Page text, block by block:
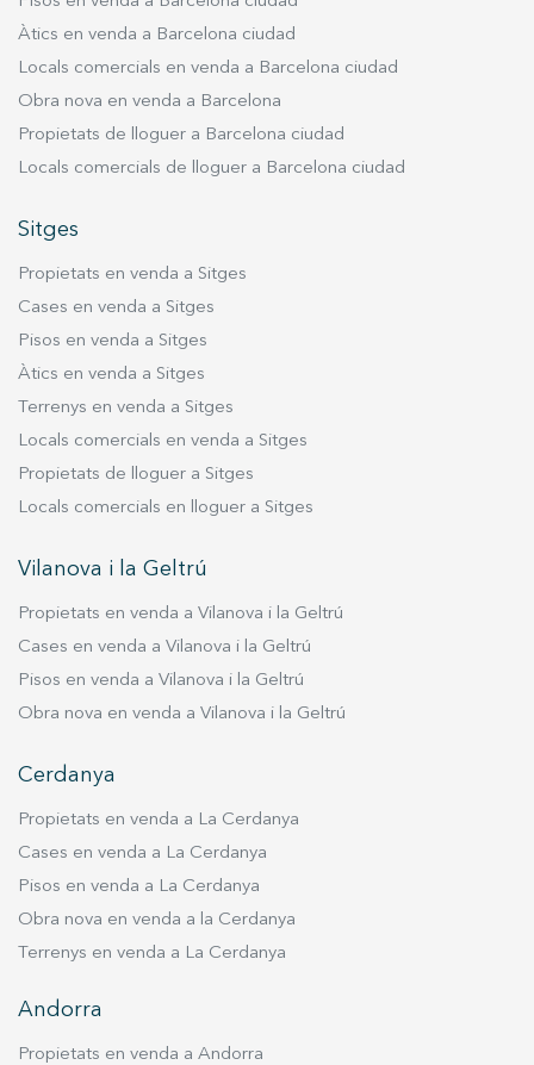
les àmplies i luxoses àrees d'estar d'impecable
disseny de planta oberta, que aporta
lluminositat a les estances fent que les vistes al
mar tinguin gran part del protagonisme. D'altra
vistes al mar, fustes naturals i fibres que
dominen tant els mobles com els seients. Per
acabar la planta baixa de la casa, trobem la
cuina, la qual està totalment equipada i amb
totes les comoditats necessàries. A la primera
s'estén al llarg de la casa oferint vistes al mar
des de la terrassa del dormitori i al jardí des de
la terrassa del bany. L'habitació compta amb llit
king size completament tapissat, minibar,
encastats en una zona tipus vestidor molt
acabar amb aquesta planta, trobem dues
habitacions dobles més amb bany privat i
televisor: una amb vistes al mar i l'altra amb
vistes al jardí. Si accedim a la segona planta,
d'elles doble i l'altra triple amb un espai
addicional on hi ha un sofà llit doble. És possible
accedir a totes aquestes plantes utilitzant
l'ascensor. Finalment, a la darrera planta baixa hi
ha un sisè dormitori que es pot utilitzar com a
bany amb dutxa. L'entrada a la sala de
bugaderia també es troba en aquesta planta.
està totalment equipada amb un dormitori
doble amb bany. Aquest espai disposa també
Àtics en venda a Barcelona ciudad
Locals comercials en venda a Barcelona ciudad
Obra nova en venda a Barcelona
Propietats de lloguer a Barcelona ciudad
Locals comercials de lloguer a Barcelona ciudad
Sitges
Propietats en venda a Sitges
Cases en venda a Sitges
Pisos en venda a Sitges
Àtics en venda a Sitges
Terrenys en venda a Sitges
Locals comercials en venda a Sitges
Propietats de lloguer a Sitges
Locals comercials en lloguer a Sitges
Vilanova i la Geltrú
Propietats en venda a Vilanova i la Geltrú
Cases en venda a Vilanova i la Geltrú
Pisos en venda a Vilanova i la Geltrú
Obra nova en venda a Vilanova i la Geltrú
Cerdanya
Propietats en venda a La Cerdanya
Cases en venda a La Cerdanya
Pisos en venda a La Cerdanya
Obra nova en venda a la Cerdanya
Terrenys en venda a La Cerdanya
Andorra
Propietats en venda a Andorra